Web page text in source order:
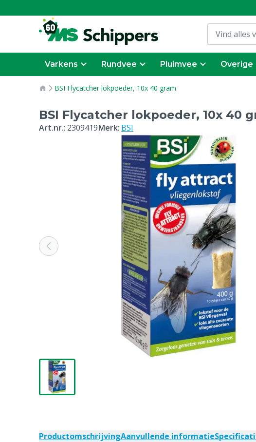
Varkens Rundvee Pluimvee Overige
BSI Flycatcher lokpoeder, 10x 40 gram
BSI Flycatcher lokpoeder, 10x 40
Art.nr.: 2309419Merk: BSI
ProductomschrijvingAanvullende informatie